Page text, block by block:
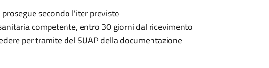
secondo l'iter previsto
competente, entro 30 giorni dal ricevimento
per tramite del SUAP della documentazione